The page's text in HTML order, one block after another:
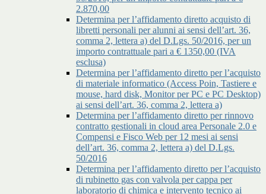
2.870,00
Determina per l’affidamento diretto acquisto di
libretti personali per alunni ai sensi dell’art. 36,
comma 2, lettera a) del D.Lgs. 50/2016, per un
importo contrattuale pari a € 1350,00 (IVA
esclusa)
Determina per l’affidamento diretto per l’acquisto
di materiale informatico (Access Poin, Tastiere e
mouse, hard disk, Monitor per PC e PC Desktop)
ai sensi dell’art. 36, comma 2, lettera a)
Determina per l’affidamento diretto per rinnovo
contratto gestionali in cloud area Personale 2.0 e
Compensi e Fisco Web per 12 mesi ai sensi
dell’art. 36, comma 2, lettera a) del D.Lgs.
50/2016
Determina per l’affidamento diretto per l’acquisto
di rubinetto gas con valvola per cappa per
laboratorio di chimica e intervento tecnico ai